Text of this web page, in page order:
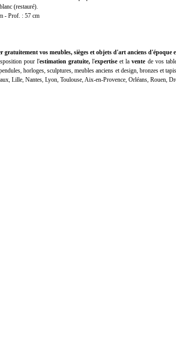
(restauré).
- Prof. : 57 cm
gratuitement vos meubles, sièges et objets d'art anciens d'époque
pour l'estimation gratuite,l'expertise et lavente de vos
horloges, sculptures, meubles anciens et design, bronzes et
Lille, Nantes, Lyon, Toulouse, Aix-en-Provence, Orléans, Rouen,